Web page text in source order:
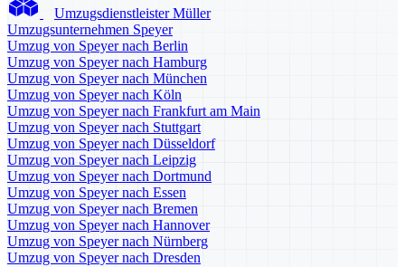
Umzugsdienstleister Müller
Umzugsunternehmen Speyer
Umzug von Speyer nach Berlin
Umzug von Speyer nach Hamburg
Umzug von Speyer nach München
Umzug von Speyer nach Köln
Umzug von Speyer nach Frankfurt am Main
Umzug von Speyer nach Stuttgart
Umzug von Speyer nach Düsseldorf
Umzug von Speyer nach Leipzig
Umzug von Speyer nach Dortmund
Umzug von Speyer nach Essen
Umzug von Speyer nach Bremen
Umzug von Speyer nach Hannover
Umzug von Speyer nach Nürnberg
Umzug von Speyer nach Dresden